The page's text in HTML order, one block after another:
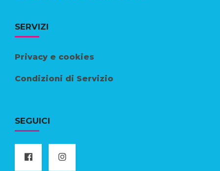
SERVIZI
Privacy e cookies
Condizioni di Servizio
SEGUICI